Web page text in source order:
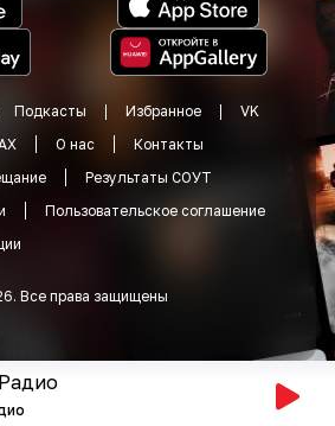
Подкасты Избранное
VK
О нас
Контакты
Результаты СОУТ
Пользовательское соглашение
. Все права защищены